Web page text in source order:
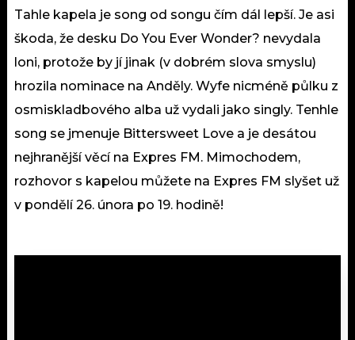
Tahle kapela je song od songu čím dál lepší. Je asi
škoda, že desku Do You Ever Wonder? nevydala
loni, protože by jí jinak (v dobrém slova smyslu)
hrozila nominace na Anděly. Wyfe nicméně půlku z
osmiskladbového alba už vydali jako singly. Tenhle
song se jmenuje Bittersweet Love a je desátou
nejhranější věcí na Expres FM. Mimochodem,
rozhovor s kapelou můžete na Expres FM slyšet už
v pondělí 26. února po 19. hodině!